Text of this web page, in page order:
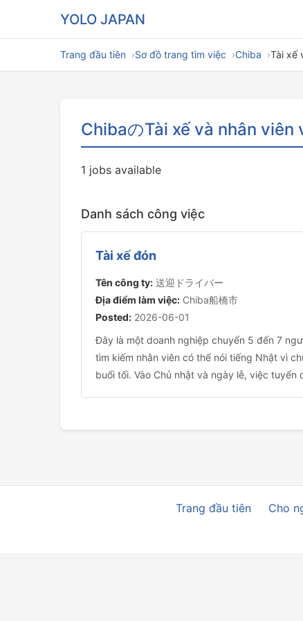
YOLO JAPAN
Trang đầu tiên Sơ đồ trang tìm việc Chiba Tài xế
ChibaのTài xế và nhân viên
1 jobs available
Danh sách công việc
Tài xế đón
Tên công ty: 送迎ドライバー
Địa điểm làm việc: Chiba船橋市
Posted: 2026-06-01
Đây là một doanh nghiệp chuyển 5 đến 7
tìm kiếm nhân viên có thể nói tiếng Nhật vì
buổi tối. Vào Chủ nhật và ngày lễ, việc
Trang đầu tiên Cho